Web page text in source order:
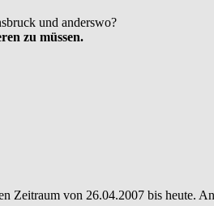
und anderswo?
zu müssen.
von 26.04.2007 bis heute.